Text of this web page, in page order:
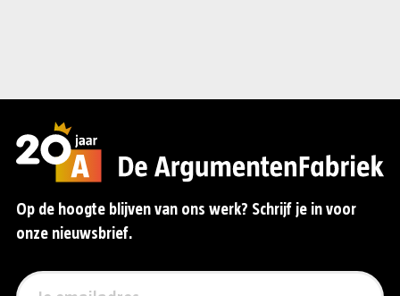
Op de hoogte blijven van ons werk? Schrijf je in voor
onze nieuwsbrief.